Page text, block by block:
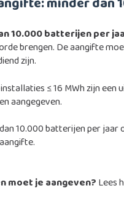
10.000 batterijen per
brengen. De aangifte
zijn.
≤ 16 MWh zijn
aangegeven.
10.000 batterijen per
moet je aangeven? Lees